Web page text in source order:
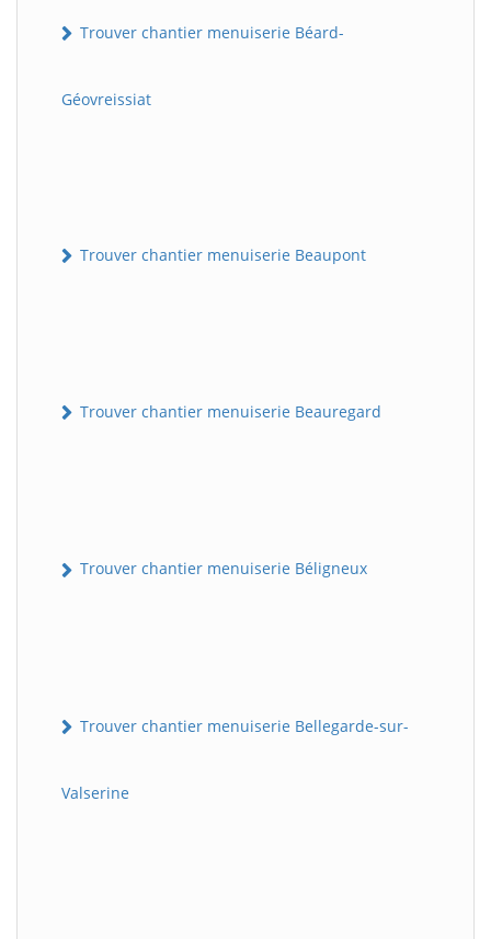
Trouver chantier menuiserie Béard-
Géovreissiat
Trouver chantier menuiserie Beaupont
Trouver chantier menuiserie Beauregard
Trouver chantier menuiserie Béligneux
Trouver chantier menuiserie Bellegarde-sur-
Valserine